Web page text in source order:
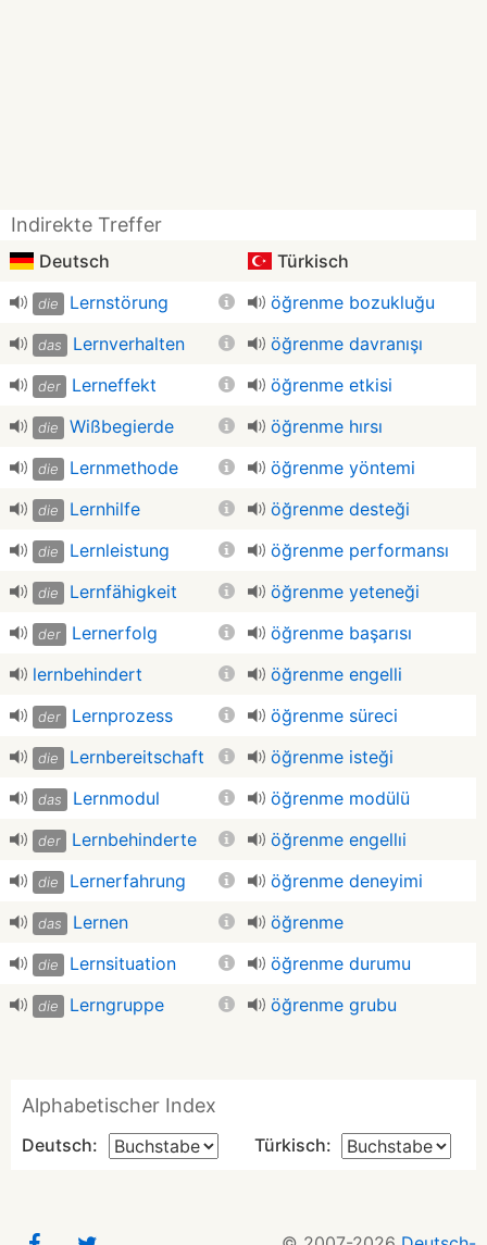
Indirekte Treffer
Deutsch Türkisch
die Lernstörung öğrenme bozukluğu
das Lernverhalten öğrenme davranışı
der Lerneffekt öğrenme etkisi
die Wißbegierde öğrenme hırsı
die Lernmethode öğrenme yöntemi
die Lernhilfe öğrenme desteği
die Lernleistung öğrenme performansı
die Lernfähigkeit öğrenme yeteneği
der Lernerfolg
öğrenme başarısı
lernbehindert
öğrenme engelli
der Lernprozess öğrenme süreci
die Lernbereitschaft öğrenme isteği
das Lernmodul öğrenme modülü
der Lernbehinderte öğrenme engellıi
die Lernerfahrung öğrenme deneyimi
das Lernen öğrenme
die Lernsituation öğrenme durumu
die Lerngruppe öğrenme grubu
Alphabetischer Index
Deutsch: Türkisch: